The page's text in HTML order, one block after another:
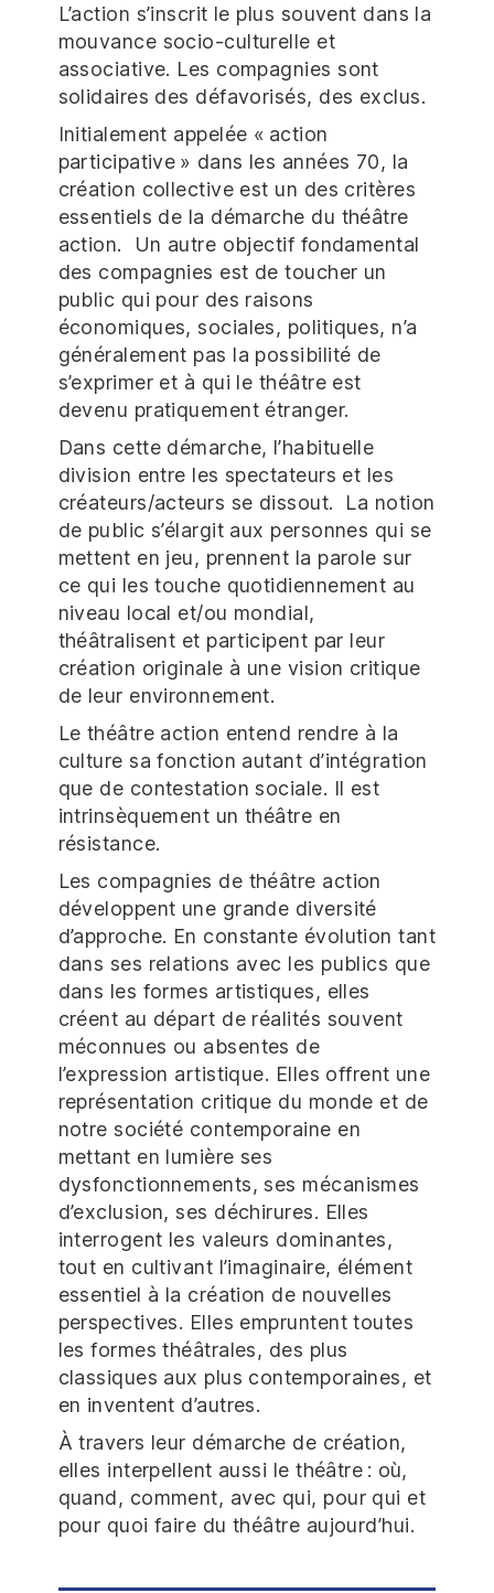
L’action s’inscrit le plus souvent dans la
mouvance socio-culturelle et
associative. Les compagnies sont
solidaires des défavorisés, des exclus.
Initialement appelée « action
participative » dans les années 70, la
création collective est un des critères
essentiels de la démarche du théâtre
action. Un autre objectif fondamental
des compagnies est de toucher un
public qui pour des raisons
économiques, sociales, politiques, n’a
généralement pas la possibilité de
s’exprimer et à qui le théâtre est
devenu pratiquement étranger.
Dans cette démarche, l’habituelle
division entre les spectateurs et les
créateurs/acteurs se dissout. La notion
de public s’élargit aux personnes qui se
mettent en jeu, prennent la parole sur
ce qui les touche quotidiennement au
niveau local et/ou mondial,
théâtralisent et participent par leur
création originale à une vision critique
de leur environnement.
Le théâtre action entend rendre à la
culture sa fonction autant d’intégration
que de contestation sociale. Il est
intrinsèquement un théâtre en
résistance.
Les compagnies de théâtre action
développent une grande diversité
d’approche. En constante évolution tant
dans ses relations avec les publics que
dans les formes artistiques, elles
créent au départ de réalités souvent
méconnues ou absentes de
l’expression artistique. Elles offrent une
représentation critique du monde et de
notre société contemporaine en
mettant en lumière ses
dysfonctionnements, ses mécanismes
d’exclusion, ses déchirures. Elles
interrogent les valeurs dominantes,
tout en cultivant l’imaginaire, élément
essentiel à la création de nouvelles
perspectives. Elles empruntent toutes
les formes théâtrales, des plus
classiques aux plus contemporaines, et
en inventent d’autres.
À travers leur démarche de création,
elles interpellent aussi le théâtre : où,
quand, comment, avec qui, pour qui et
pour quoi faire du théâtre aujourd’hui.